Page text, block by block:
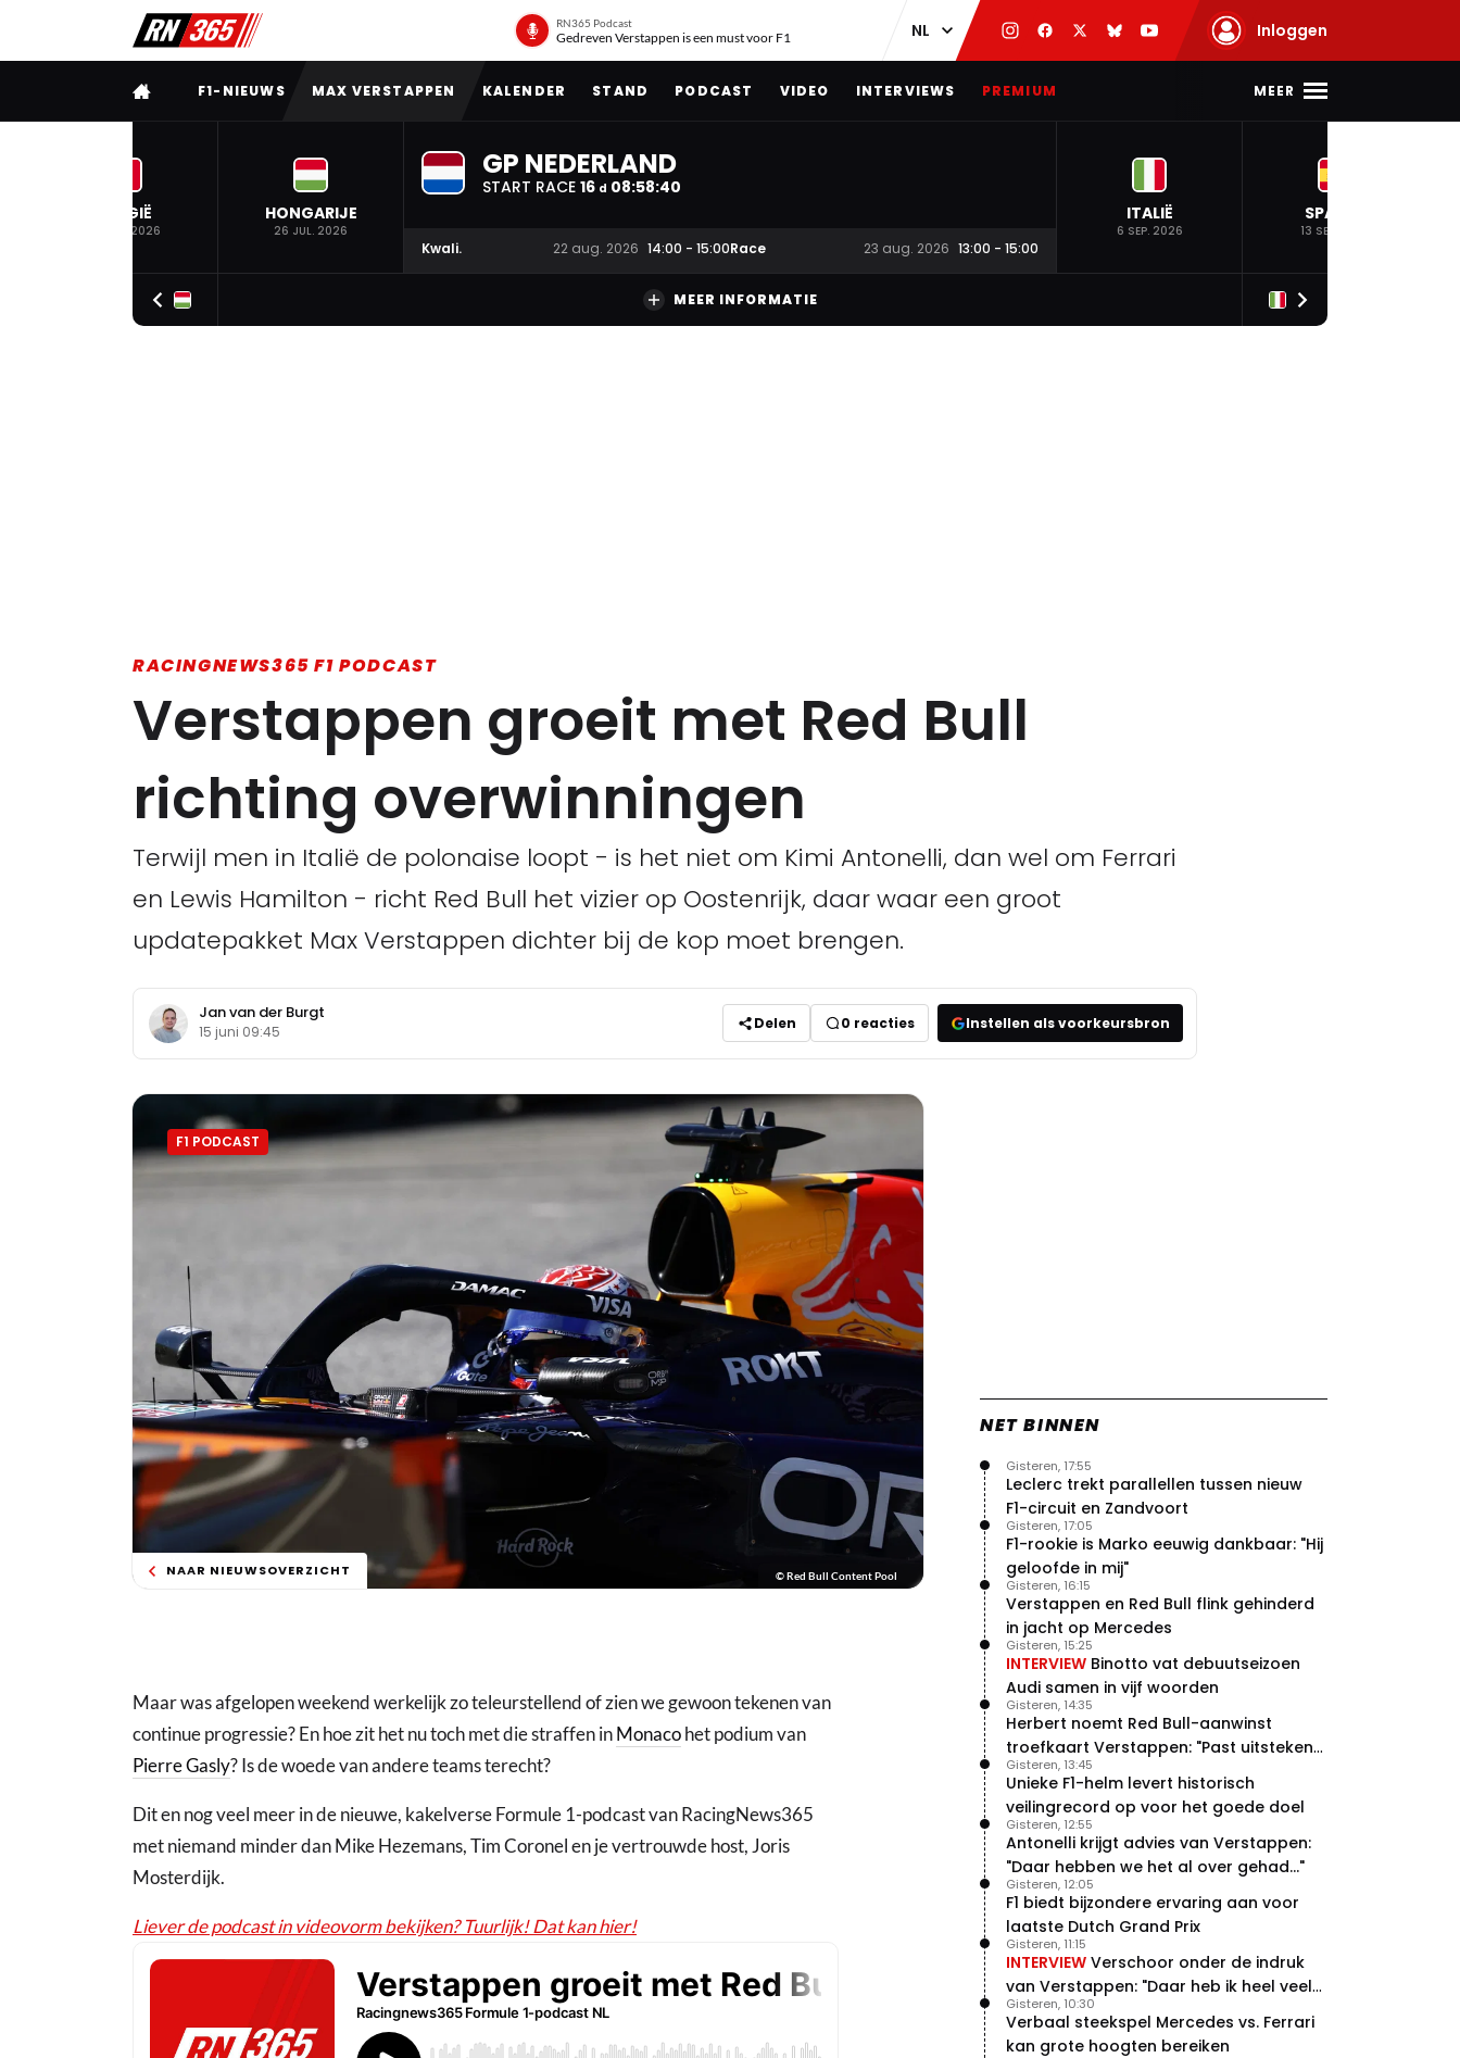
RN365 Podcast
Gedreven Verstappen is een must voor F1 Inloggen
VOLLEDIG MENU
F1-NIEUWS MAX VERSTAPPEN KALENDER STAND PODCAST VIDEO INTERVIEWS PREMIUM MEER
BELGIË
19 JUL. 2026
HONGARIJE
26 JUL. 2026
GP NEDERLAND
START RACE 16 d 08:58:39
Kwali. 22 aug. 2026 14:00 - 15:00Race 23 aug. 2026 13:00 - 15:00
ITALIË
6 SEP. 2026
SPANJE
13 SEP. 2026
MEER INFORMATIE
RACINGNEWS365 F1 PODCAST
Verstappen groeit met Red Bull
richting overwinningen
Terwijl men in Italië de polonaise loopt - is het niet om Kimi Antonelli, dan wel om Ferrari
en Lewis Hamilton - richt Red Bull het vizier op Oostenrijk, daar waar een groot
updatepakket Max Verstappen dichter bij de kop moet brengen.
Jan van der Burgt
15 juni 09:45 Delen 0 reacties Instellen als voorkeursbron
F1 PODCAST
NAAR NIEUWSOVERZICHT © Red Bull Content Pool
Maar was afgelopen weekend werkelijk zo teleurstellend of zien we gewoon tekenen van
continue progressie? En hoe zit het nu toch met die straffen inMonacohet podium van
Pierre Gasly? Is de woede van andere teams terecht?
Dit en nog veel meer in de nieuwe, kakelverse Formule 1-podcast van RacingNews365
met niemand minder dan Mike Hezemans, Tim Coronel en je vertrouwde host, Joris
Mosterdijk.
Liever de podcast in videovorm bekijken? Tuurlijk! Dat kan hier!
NET BINNEN
Leclerc trekt parallellen tussen nieuw
F1-circuit en Zandvoort
Gisteren, 17:55
F1-rookie is Marko eeuwig dankbaar: "Hij
geloofde in mij"
Gisteren, 17:05
Verstappen en Red Bull flink gehinderd
in jacht op Mercedes
Gisteren, 16:15
INTERVIEW Binotto vat debuutseizoen
Audi samen in vijf woorden
Gisteren, 15:25
Herbert noemt Red Bull-aanwinst
troefkaart Verstappen: "Past uitstekend
bij Red Bull"
Gisteren, 14:35
Unieke F1-helm levert historisch
veilingrecord op voor het goede doel
Gisteren, 13:45
Antonelli krijgt advies van Verstappen:
"Daar hebben we het al over gehad..."
Gisteren, 12:55
F1 biedt bijzondere ervaring aan voor
laatste Dutch Grand Prix
Gisteren, 12:05
INTERVIEW Verschoor onder de indruk
van Verstappen: "Daar heb ik heel veel
respect voor"
Gisteren, 11:15
Verbaal steekspel Mercedes vs. Ferrari
kan grote hoogten bereiken
Gisteren, 10:30